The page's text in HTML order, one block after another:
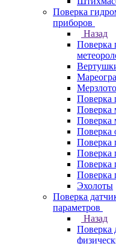
Поверка
приборов
Назад
Поверка
Поверка
Поверка
Поверка
Поверка
Поверка
Поверка
Поверка
Поверка
Эхолоты
Поверка
параметров
Назад
Поверка